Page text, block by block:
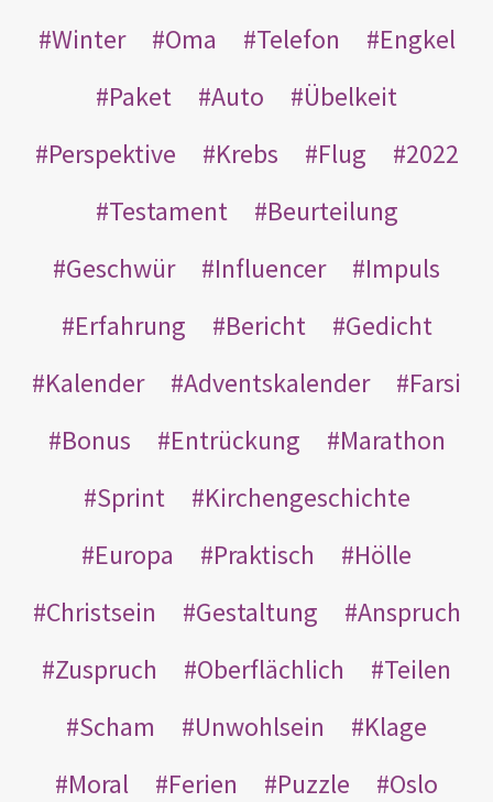
Winter
Oma Telefon
Engkel
Paket
Auto
Übelkeit
Perspektive
Krebs Flug
2022
Testament
Beurteilung
Geschwür
Influencer
Impuls
Erfahrung
Bericht
Gedicht
Kalender
Adventskalender
Farsi
Bonus
Entrückung
Marathon
Sprint
Kirchengeschichte
Europa
Praktisch
Hölle
Christsein
Gestaltung
Anspruch
Zuspruch
Oberflächlich
Teilen
Scham
Unwohlsein
Klage
Moral
Ferien Puzzle
Oslo